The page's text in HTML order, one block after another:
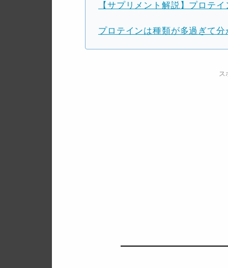
【サプリメント解説】プロテ
プロテインは種類が多過ぎて
ス